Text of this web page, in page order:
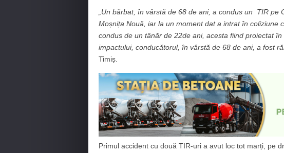
„Un bărbat, în vârstă de 68 de ani, a condus un TIR pe
Moșnița Nouă, iar la un moment dat a intrat în coliziune
condus de un tânăr de 22de ani, acesta fiind proiectat
impactului, conducătorul, în vârstă de 68 de ani, a fost
Timiș.
Primul accident cu două TIR-uri a avut loc tot marți, pe